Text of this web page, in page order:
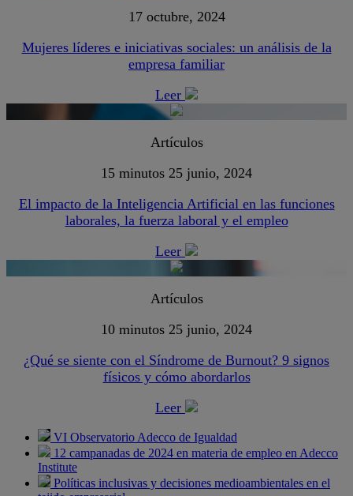
17 octubre, 2024
Mujeres líderes e iniciativas sociales: un análisis de la
empresa familiar
Leer
Artículos
15 minutos 25 junio, 2024
El impacto de la Inteligencia Artificial en las funciones
laborales, la fuerza laboral y el empleo
Leer
Artículos
10 minutos 25 junio, 2024
¿Qué se siente con el Síndrome de Burnout? 9 signos
físicos y cómo abordarlos
Leer
VI Observatorio Adecco de Igualdad
12 campanadas de 2024 en materia de empleo en Adecco
Institute
Políticas inclusivas y decisiones medioambientales en el